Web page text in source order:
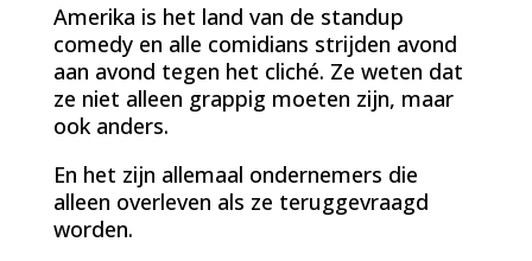
Amerika is het land van de standup
comedy en alle comidians strijden avond
aan avond tegen het cliché. Ze weten dat
ze niet alleen grappig moeten zijn, maar
ook anders.
En het zijn allemaal ondernemers die
alleen overleven als ze teruggevraagd
worden.